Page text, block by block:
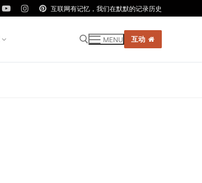
互联网有记忆，我们在默默的记录历史
MENU 互动